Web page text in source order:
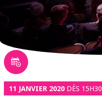
11 JANVIER 2020 DÈS 15H30